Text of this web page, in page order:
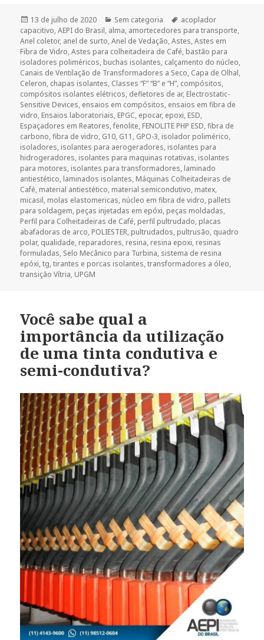
Publicado
em
13 de julho de 2020 Categorias
Sem categoria Tags
acoplador
capacitivo,AEPI do Brasil, alma, amortecedores para transporte,
Anel coletor, anel de surto,Anel de Vedação,Astes,Astes em
Fibra de Vidro,Astes para colheitadeira de Café, bastão para
isoladores poliméricos, buchas isolantes, calçamento do núcleo,
Canais de Ventilação de Transformadores a Seco, Capa de Olhal,
Celeron, chapas isolantes, Classes “F” “B” e “H”, compósitos,
compósitos isolantes elétricos, defletores de ar, Electrostatic-
Sensitive Devices, ensaios em compósitos, ensaios em fibra de
vidro, Ensaios laboratoriais, EPGC, epocar, epoxi, ESD,
Espaçadores em Reatores,fenolite, FENOLITE PHP ESD,fibra de
carbono,fibra de vidro, G10, G11 , GPO-3, isolador polimérico,
isoladores, isolantes para aerogeradores, isolantes para
hidrogeradores, isolantes para maquinas rotativas, isolantes
para motores, isolantes para transformadores, laminado
antiestético, laminados isolantes, Máquinas Colheitadeiras de
Café, material antiestético, material semicondutivo, matex,
micasil, molas elastomericas, núcleo em fibra de vidro, pallets
para soldagem, peças injetadas em epóxi, peças moldadas,
Perfil para Colheitadeiras de Café, perfil pultrudado, placas
abafadoras de arco, POLIESTER, pultrudados, pultrusão, quadro
polar, qualidade, reparadores, resina, resina epoxi, resinas
formuladas, Selo Mecânico para Turbina, sistema de resina
epóxi,tg,tirantes e porcas isolantes,transformadores a óleo,
transição Vítria, UPGM
Você sabe qual a
importância da utilização
de uma tinta condutiva e
semi-condutiva?